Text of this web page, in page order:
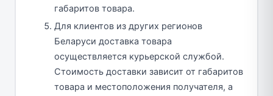
габаритов товара.
Для клиентов из других регионов
Беларуси доставка товара
осуществляется курьерской службой.
Стоимость доставки зависит от габаритов
товара и местоположения получателя, а